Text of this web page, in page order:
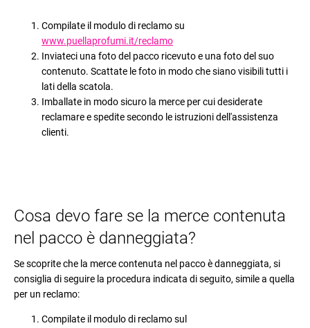
Compilate il modulo di reclamo su
www.puellaprofumi.it/reclamo
Inviateci una foto del pacco ricevuto e una foto del suo
contenuto. Scattate le foto in modo che siano visibili tutti i
lati della scatola.
Imballate in modo sicuro la merce per cui desiderate
reclamare e spedite secondo le istruzioni dell'assistenza
clienti.
Cosa devo fare se la merce contenuta
nel pacco è danneggiata?
Se scoprite che la merce contenuta nel pacco è danneggiata, si
consiglia di seguire la procedura indicata di seguito, simile a quella
per un reclamo:
Compilate il modulo di reclamo sul